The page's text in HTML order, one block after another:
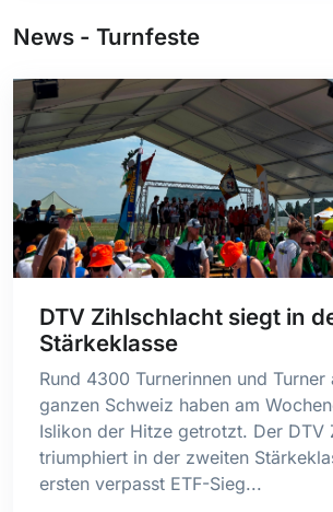
News - Turnfeste
DTV Zihlschlacht siegt in
Stärkeklasse
Rund 4300 Turnerinnen und Turner
ganzen Schweiz haben am
Islikon der Hitze getrotzt. Der DTV
triumphiert in der zweiten
ersten verpasst ETF-Sieg...